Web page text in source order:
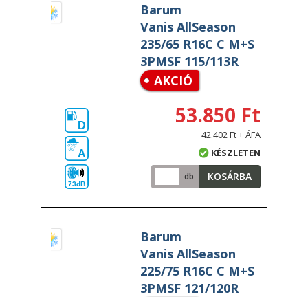
Barum
Vanis AllSeason
235/65 R16C C M+S
3PMSF 115/113R
AKCIÓ
D
A
73dB
53.850 Ft
42.402 Ft + ÁFA
KÉSZLETEN
db KOSÁRBA
Barum
Vanis AllSeason
225/75 R16C C M+S
3PMSF 121/120R